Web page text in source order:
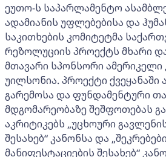
ეუთო-ს საპარლამენტო
ადამიანის უფლებებისა და
საკითხების კომიტეტმა
რეზოლუციის პროექტს მხარი
მთავარი სპონსორი ამერიკელი
უილსონია. პროექტი ქვეყანაში
გარემოსა და ფუნდამენტური
მდგომარეობაზე შეშფოთებას
აკრიტიკებს „უცხოური
შესახებ“ კანონსა და
მანიფესტაციების შესახებ“